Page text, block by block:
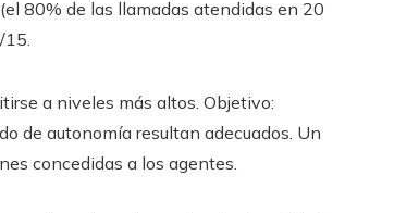
80% de las llamadas atendidas en 20
a niveles más altos. Objetivo:
de autonomía resultan adecuados. Un
concedidas a los agentes.